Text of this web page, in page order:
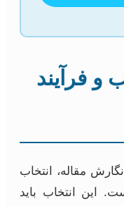
و فرآیند
مقاله، انتخاب
این انتخاب باید